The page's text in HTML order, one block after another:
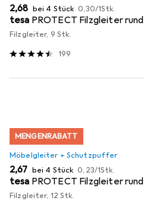
EUR
2,68 bei 4 Stück EUR
0,30/1Stk.
tesa PROTECT Filzgleiter rund
Filzgleiter, 9 Stk.
199
MENGENRABATT
Möbelgleiter + Schutzpuffer
EUR
2,67 bei 4 Stück EUR
0,23/1Stk.
tesa PROTECT Filzgleiter rund
Filzgleiter, 12 Stk.